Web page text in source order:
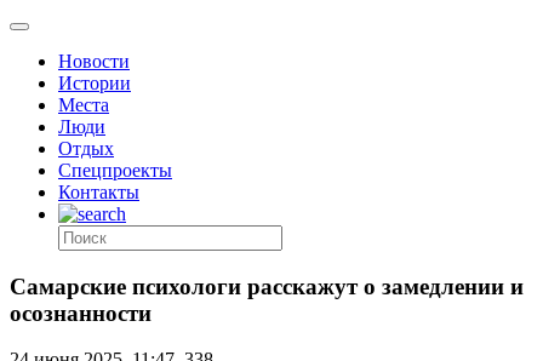
Новости
Истории
Места
Люди
Отдых
Спецпроекты
Контакты
Самарские психологи расскажут о замедлении и
осознанности